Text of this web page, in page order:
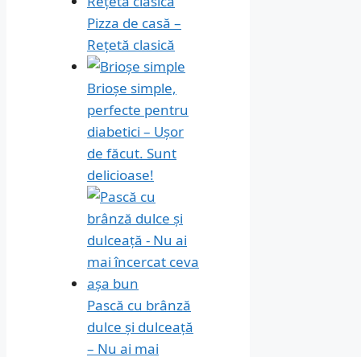
Pizza de casă –
Rețetă clasică
Brioșe simple,
perfecte pentru
diabetici – Ușor
de făcut. Sunt
delicioase!
Pască cu brânză
dulce și dulceață
– Nu ai mai